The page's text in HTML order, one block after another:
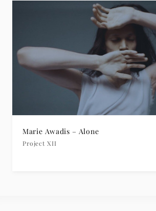
XII
Deutsche
Grammophon
Marie Awadis – Alone
Project XII